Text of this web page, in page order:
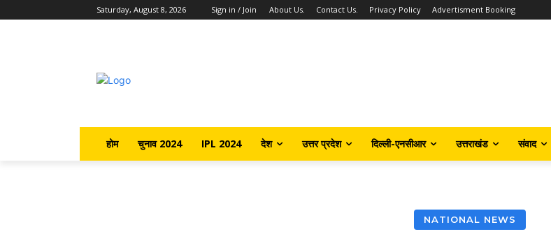
Saturday, August 8, 2026 Sign in / Join About Us. Contact Us. Privacy Policy Advertisment Booking
होम चुनाव 2024 IPL 2024 देश उत्तर प्रदेश दिल्ली-एनसीआर उत्तराखंड संवाद
NATIONAL NEWS